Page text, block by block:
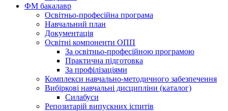
ФМ бакалавр
Освітньо-професійна програма
Навчальний план
Документація
Освітні компоненти ОПП
За освітньо-професійною програмою
Практична підготовка
За профілізаціями
Комплекси навчально-методичного забезпечення
Вибіркові навчальні дисципліни (каталог)
Силабуси
Репозитарій випускних іспитів